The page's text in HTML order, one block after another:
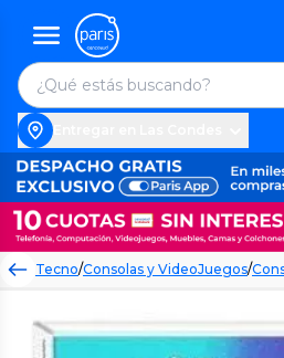
Tecno/Consolas y VideoJuegos/